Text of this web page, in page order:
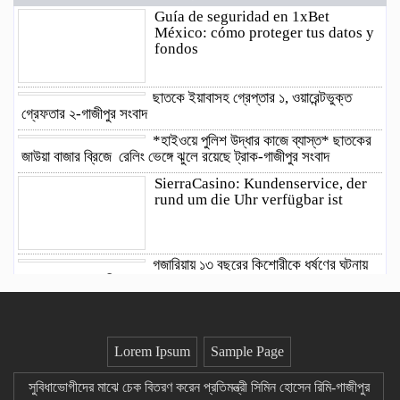
Guía de seguridad en 1xBet
México: cómo proteger tus datos y
fondos
ছাতকে ইয়াবাসহ গ্রেপ্তার ১, ওয়ারেন্টভুক্ত
গ্রেফতার ২-গাজীপুর সংবাদ
*হাইওয়ে পুলিশ উদ্ধার কাজে ব্যাস্ত* ছাতকের
জাউয়া বাজার ব্রিজে রেলিং ভেঙ্গে ঝুলে রয়েছে ট্রাক-গাজীপুর সংবাদ
SierraCasino: Kundenservice, der
rund um die Uhr verfügbar ist
গজারিয়ায় ১৩ বছরের কিশোরীকে ধর্ষণের ঘটনায়
অধিকার-সম্মানের দাবিতে রাণীশংকৈলে
আদিবাসীদের পদযাত্রা, ইউএনওকে স্মারকলিপি-গাজীপুর সংবাদ
আমাদের নেতা বাংলাদেশের মানবিক নেতা:
Lorem Ipsum Sample Page
সুবিধাভোগীদের মাঝে চেক বিতরণ করেন প্রতিমন্ত্রী সিমিন হোসেন রিমি-গাজীপুর